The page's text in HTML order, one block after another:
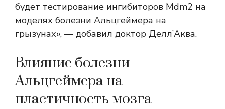
будет тестирование ингибиторов Mdm2 на
моделях болезни Альцгеймера на
грызунах», — добавил доктор Делл’Аква.
Влияние болезни
Альцгеймера на
пластичность мозга